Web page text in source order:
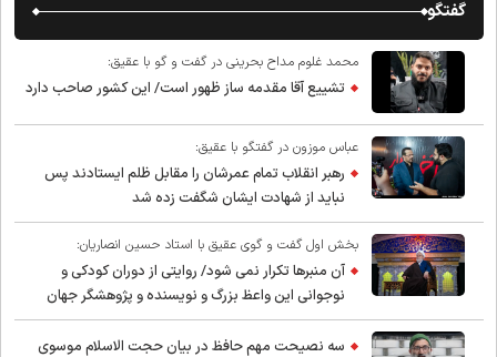
گفتگو
محمد غلوم مداح بحرینی در گفت و گو با عقیق:
تشییع آقا مقدمه ساز ظهور است/ این کشور صاحب دارد
عباس موزون در گفتگو با عقیق:
رهبر انقلاب تمام عمرشان را مقابل ظلم ایستادند پس
نباید از شهادت ایشان شگفت زده شد
بخش اول گفت و گوی عقیق با استاد حسین انصاریان:
آن منبرها تکرار نمی شود/ روایتی از دوران کودکی و
نوجوانی این واعظ بزرگ و نویسنده و پژوهشگر جهان
اسلام
سه نصیحت مهم حافظ در بیان حجت الاسلام موسوی